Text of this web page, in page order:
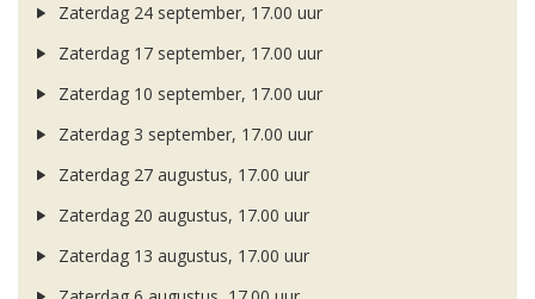
Zaterdag 24 september, 17.00 uur
Zaterdag 17 september, 17.00 uur
Zaterdag 10 september, 17.00 uur
Zaterdag 3 september, 17.00 uur
Zaterdag 27 augustus, 17.00 uur
Zaterdag 20 augustus, 17.00 uur
Zaterdag 13 augustus, 17.00 uur